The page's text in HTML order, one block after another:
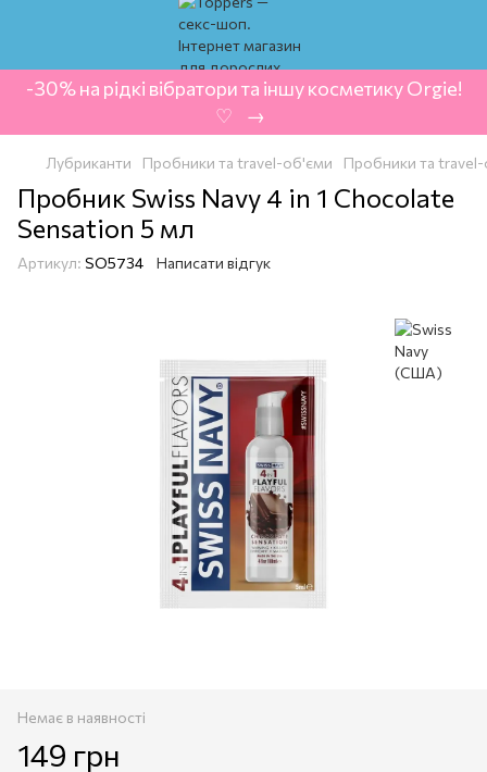
-30% на рідкі вібратори та іншу косметику Orgie!
‍ ♡ ‍ → ‍
Лубриканти Пробники та travel-об'єми Пробники та
Пробник Swiss Navy 4 in 1 Chocolate
Sensation 5 мл
Артикул: SO5734 Написати відгук
Немає в наявності
149 грн